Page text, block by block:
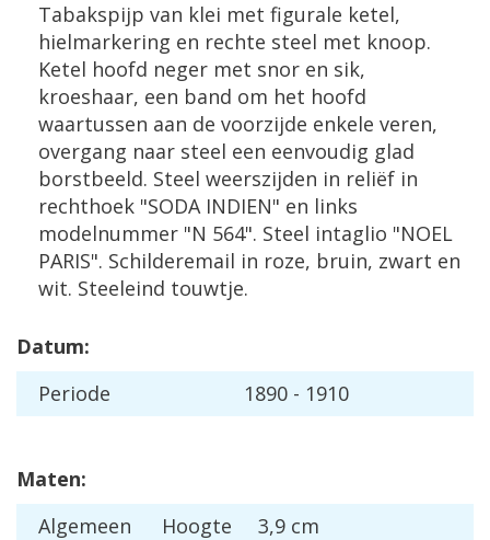
Tabakspijp van klei met figurale ketel,
hielmarkering en rechte steel met knoop.
Ketel hoofd neger met snor en sik,
kroeshaar, een band om het hoofd
waartussen aan de voorzijde enkele veren,
overgang naar steel een eenvoudig glad
borstbeeld. Steel weerszijden in reliëf in
rechthoek "SODA INDIEN" en links
modelnummer "N 564". Steel intaglio "NOEL
PARIS". Schilderemail in roze, bruin, zwart en
wit. Steeleind touwtje.
Datum:
Periode
1890 - 1910
Maten:
Algemeen
Hoogte
3,9 cm